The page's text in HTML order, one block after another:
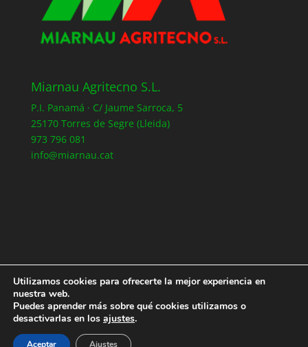
Miarnau Agritecno S.L.
P.I. Panamá · C/ Jaume Sarroca, 5
25170 Torres de Segre (Lleida)
973 796 081
info@miarnau.cat
Registro
Política de Cookies
Utilizamos cookies para ofrecerte la mejor experiencia en
nuestra web.
Puedes aprender más sobre qué cookies utilizamos o
desactivarlas en los ajustes.
Aceptar Ajustes